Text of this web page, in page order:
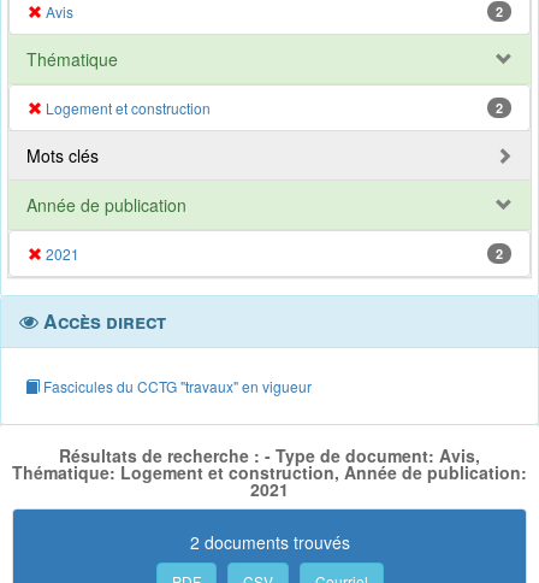
Avis 2
Thématique
Logement et construction 2
Mots clés
Année de publication
2021 2
Accès direct
Fascicules du CCTG "travaux" en vigueur
Résultats de recherche : - Type de document: Avis,
Thématique: Logement et construction, Année de publication:
2021
2 documents trouvés